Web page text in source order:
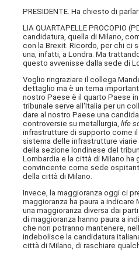
PRESIDENTE. Ha chiesto di
LIA QUARTAPELLE PROCOPIO (
candidatura, quella di Milano,
con la Brexit. Ricordo, per chi ci
una, infatti, a Londra. Ma
questo avvenisse dalla sede di
Voglio ringraziare il collega
dettaglio ma è un tema
nostro Paese è il quarto Paese
tribunale serve all'Italia per un
dare al nostro Paese una
controversie su metallurgia,life
infrastrutture di supporto come
sistema delle infrastrutture
della sezione londinese del
Lombardia e la città di Milano
convincente come sede
della città di Milano.
Invece, la maggioranza oggi ci
maggioranza ha paura a
una maggioranza diversa dai
di maggioranza hanno paura a
che non potranno mantenere,
indebolisce la candidatura
città di Milano, di raschiare